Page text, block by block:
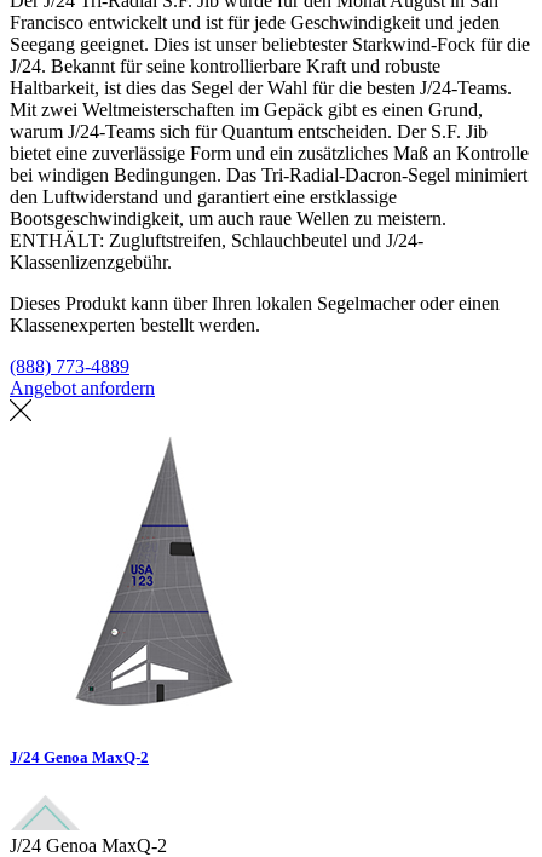
Francisco entwickelt und ist für jede Geschwindigkeit und jeden
Seegang geeignet. Dies ist unser beliebtester Starkwind-Fock für die
J/24. Bekannt für seine kontrollierbare Kraft und robuste
Haltbarkeit, ist dies das Segel der Wahl für die besten J/24-Teams.
Mit zwei Weltmeisterschaften im Gepäck gibt es einen Grund,
warum J/24-Teams sich für Quantum entscheiden. Der S.F. Jib
bietet eine zuverlässige Form und ein zusätzliches Maß an Kontrolle
bei windigen Bedingungen. Das Tri-Radial-Dacron-Segel minimiert
den Luftwiderstand und garantiert eine erstklassige
Bootsgeschwindigkeit, um auch raue Wellen zu meistern.
ENTHÄLT: Zugluftstreifen, Schlauchbeutel und J/24-
Klassenlizenzgebühr.
Dieses Produkt kann über Ihren lokalen Segelmacher oder einen
Klassenexperten bestellt werden.
(888) 773-4889
Angebot anfordern
J/24 Genoa MaxQ-2
J/24 Genoa MaxQ-2